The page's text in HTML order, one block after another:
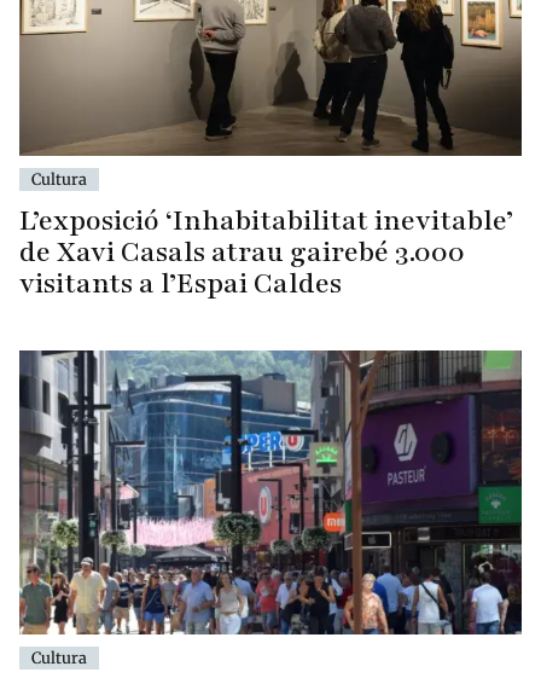
Cultura
L’exposició ‘Inhabitabilitat inevitable’
de Xavi Casals atrau gairebé 3.000
visitants a l’Espai Caldes
Cultura